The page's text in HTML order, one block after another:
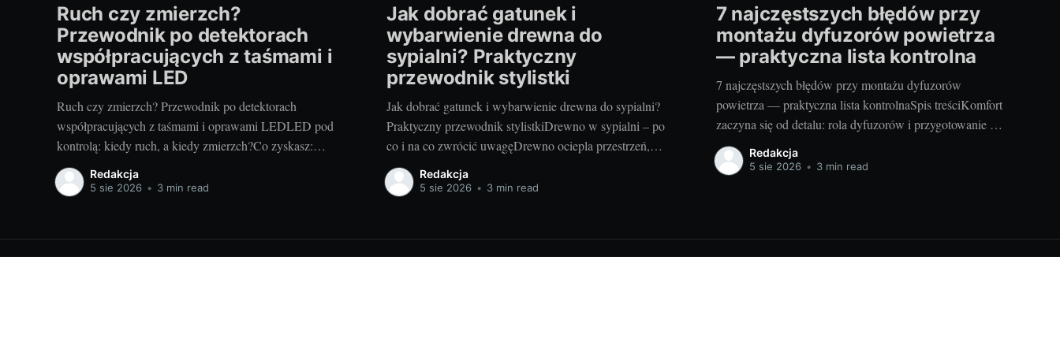
Ruch czy zmierzch?
Przewodnik po detektorach
współpracujących z taśmami i
oprawami LED
Ruch czy zmierzch? Przewodnik po detektorach
współpracujących z taśmami i oprawami LEDLED pod
kontrolą: kiedy ruch, a kiedy zmierzch?Co zyskasz:
komfort, oszczędność energii,
bezpieczeństwoAutomatyczne sterowanie światłem to
gdy trzeba) i większe bezpieczeństwo (dobre
Redakcja
5 sie 2026 • 3 min read
Jak dobrać gatunek i
wybarwienie drewna do
sypialni? Praktyczny
przewodnik stylistki
Jak dobrać gatunek i wybarwienie drewna do sypialni?
Praktyczny przewodnik stylistkiDrewno w sypialni – po
co i na co zwrócić uwagęDrewno ociepla przestrzeń,
wycisza ją akustycznie i pomaga stworzyć kojący nastrój
sprzyjający snu. Naturalne usłojenie działa jak „wizualny
Redakcja
5 sie 2026 • 3 min read
7 najczęstszych błędów przy
montażu dyfuzorów powietrza
— praktyczna lista kontrolna
7 najczęstszych błędów przy montażu dyfuzorów
powietrza — praktyczna lista kontrolnaSpis treściKomfort
zaczyna się od detalu: rola dyfuzorów i przygotowanie do
montażu7 najczęstszych błędów — praktyczna lista
kontrolnaPodsumowanie — szybka ściąga do kontroli
Redakcja
5 sie 2026 • 3 min read